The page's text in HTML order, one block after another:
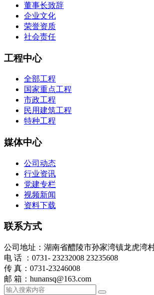
董事长致辞
企业文化
荣誉资质
社会责任
工程中心
全部工程
国家重点工程
市政工程
民用建筑工程
特种工程
媒体中心
公司动态
行业资讯
党建专栏
视频新闻
资料下载
联系方式
公司地址：湖南省醴陵市孙家湾镇龙虎湾
电 话 ：0731- 23232008 23235608
传 真：0731-23246008
邮 箱：hunansq@163.com